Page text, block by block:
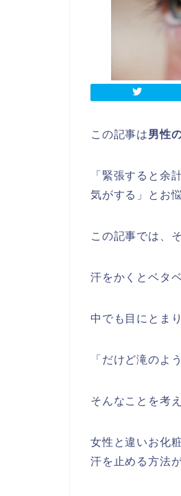
この記事は男性
「緊張すると余
気がする」とお
この記事では、
汗をかくとベタ
中でも目にとま
「だけど滝のよ
そんなことを考
女性と違いお化
汗を止める方法